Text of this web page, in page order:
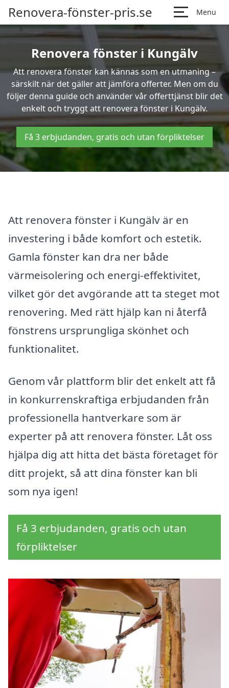
Renovera-fönster-pris.se Menu
Renovera fönster i Kungälv
Att renovera fönster kan kännas som en utmaning –
särskilt när det gäller att jämföra offerter. Men om du
följer denna guide och använder vår offerttjänst blir det
enkelt och tryggt att renovera fönster i Kungälv.
Få 3 erbjudanden, gratis och utan förpliktelser
Att renovera fönster i Kungälv är en
investering i både komfort och estetik.
Gamla fönster kan dra ner både
värmeisolering och energi-effektivitet,
vilket gör det avgörande att ta steget mot
renovering. Med rätt hjälp kan ni återfå
fönstrens ursprungliga skönhet och
funktionalitet.
Genom vår plattform blir det enkelt att få
in konkurrenskraftiga erbjudanden från
professionella hantverkare som är
experter på att renovera fönster. Låt oss
hjälpa dig att hitta det bästa företaget för
ditt projekt, så att dina fönster kan bli
som nya igen!
Få 3 erbjudanden, gratis och utan
förpliktelser